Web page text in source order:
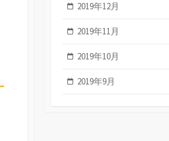
2019年12月
2019年11月
2019年10月
2019年9月